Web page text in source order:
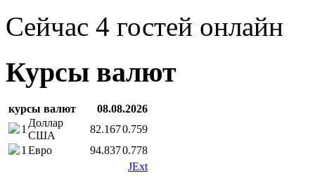
Сейчас 4 гостей онлайн
Курсы валют
курсы валют
08.08.2026
1
Доллар
США
82.1670.759
1 Евро 94.8370.778
JExt